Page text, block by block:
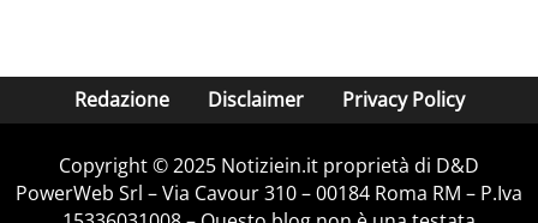
Redazione Disclaimer Privacy Policy
Copyright © 2025 Notiziein.it proprietà di D&D
PowerWeb Srl – Via Cavour 310 – 00184 Roma RM – P.Iva